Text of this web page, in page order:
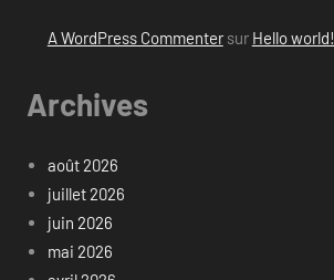
A WordPress Commentersur Hello world!
Archives
août 2026
juillet 2026
juin 2026
mai 2026